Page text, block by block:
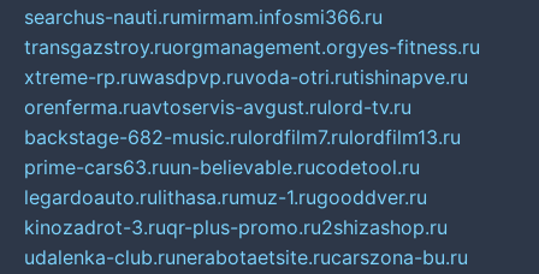
searchus-nauti.rumirmam.infosmi366.ru
transgazstroy.ruorgmanagement.orgyes-fitness.ru
xtreme-rp.ruwasdpvp.ruvoda-otri.rutishinapve.ru
orenferma.ruavtoservis-avgust.rulord-tv.ru
backstage-682-music.rulordfilm7.rulordfilm13.ru
prime-cars63.ruun-believable.rucodetool.ru
legardoauto.rulithasa.rumuz-1.rugooddver.ru
kinozadrot-3.ruqr-plus-promo.ru2shizashop.ru
udalenka-club.runerabotaetsite.rucarszona-bu.ru